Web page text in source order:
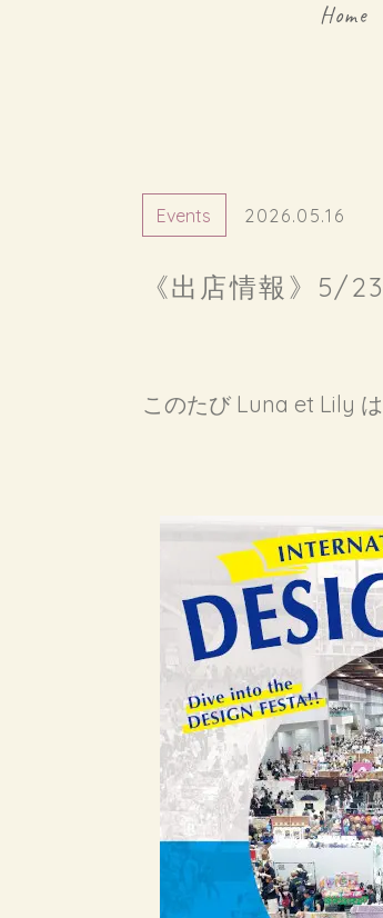
Home
Events 2026.05.16
《出店情報》5/
このたび Luna et Lily